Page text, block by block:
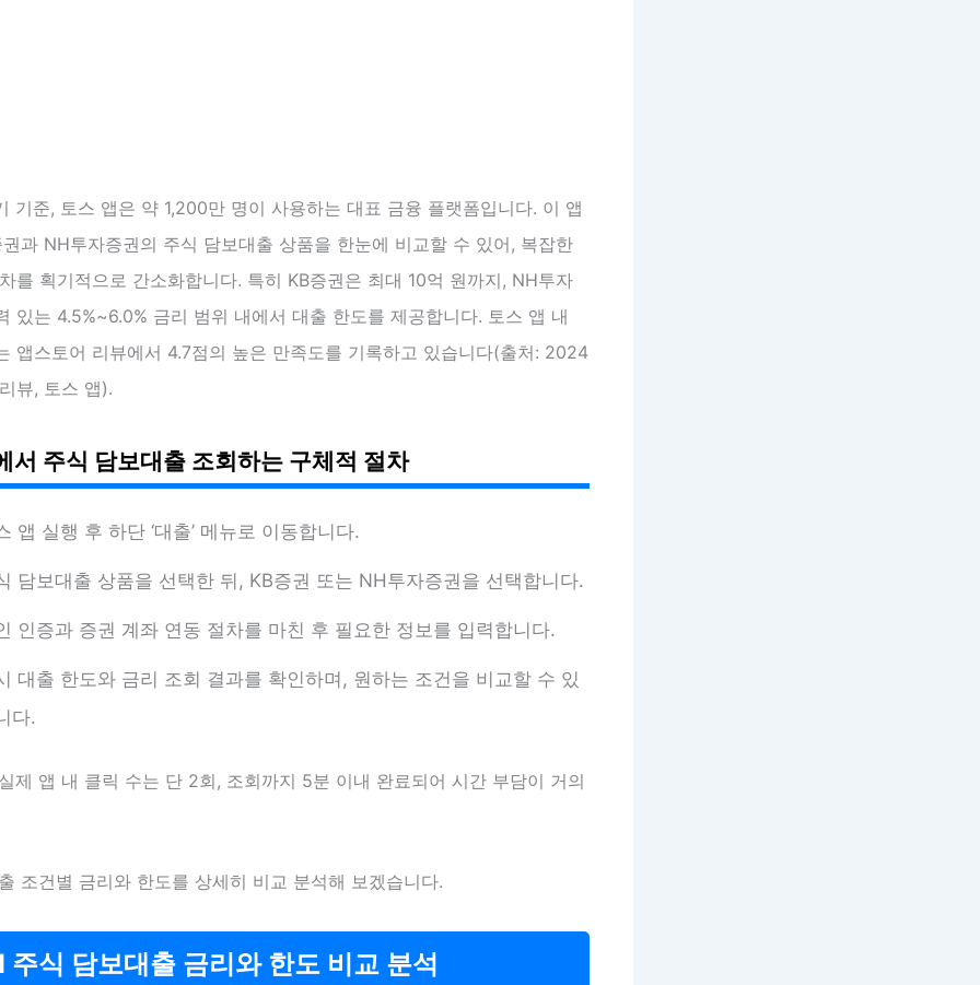
기준, 토스 앱은 약 1,200만 명이 사용하는 대표 금융 플랫폼입니다. 이 앱
과 NH투자증권의 주식 담보대출 상품을 한눈에 비교할 수 있어, 복잡한
를 획기적으로 간소화합니다. 특히 KB증권은 최대 10억 원까지, NH투자
있는 4.5%~6.0% 금리 범위 내에서 대출 한도를 제공합니다. 토스 앱 내
앱스토어 리뷰에서 4.7점의 높은 만족도를 기록하고 있습니다(출처: 2024
뷰, 토스 앱).
서 주식 담보대출 조회하는 구체적 절차
앱 실행 후 하단 ‘대출’ 메뉴로 이동합니다.
담보대출 상품을 선택한 뒤, KB증권 또는 NH투자증권을 선택합니다.
인증과 증권 계좌 연동 절차를 마친 후 필요한 정보를 입력합니다.
대출 한도와 금리 조회 결과를 확인하며, 원하는 조건을 비교할 수 있
다.
제 앱 내 클릭 수는 단 2회, 조회까지 5분 이내 완료되어 시간 부담이 거의
조건별 금리와 한도를 상세히 비교 분석해 보겠습니다.
주식 담보대출 금리와 한도 비교 분석